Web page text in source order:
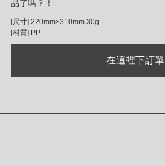
品了嗎？！
[尺寸] 220mm×310mm 30g
[材質] PP
在這裡下訂單